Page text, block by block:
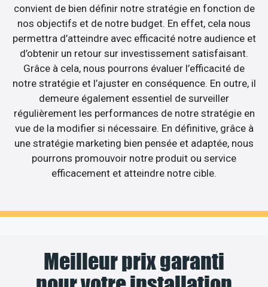
convient de bien définir notre stratégie en fonction de
nos objectifs et de notre budget. En effet, cela nous
permettra d’atteindre avec efficacité notre audience et
d’obtenir un retour sur investissement satisfaisant.
Grâce à cela, nous pourrons évaluer l’efficacité de
notre stratégie et l’ajuster en conséquence. En outre, il
demeure également essentiel de surveiller
régulièrement les performances de notre stratégie en
vue de la modifier si nécessaire. En définitive, grâce à
une stratégie marketing bien pensée et adaptée, nous
pourrons promouvoir notre produit ou service
efficacement et atteindre notre cible.
Meilleur prix garanti